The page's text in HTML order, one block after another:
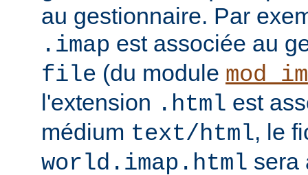
au gestionnaire. Par
.imap est associée au
file (du module
l'extension .html est
médium text/html, le
world.imap.html sera